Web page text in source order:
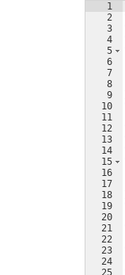
1
2
3
4
5
6
7
8
9
10
11
12
13
14
15
16
17
18
19
20
21
22
23
24